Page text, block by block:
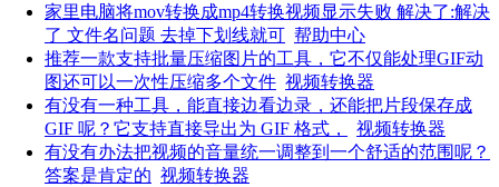
家里电脑将mov转换成mp4转换视频显示失败 解决了:解决
了 文件名问题 去掉下划线就可 帮助中心
推荐一款支持批量压缩图片的工具，它不仅能处理GIF动
图还可以一次性压缩多个文件 视频转换器
有没有一种工具，能直接边看边录，还能把片段保存成
GIF 呢？它支持直接导出为 GIF 格式，
视频转换器
有没有办法把视频的音量统一调整到一个舒适的范围呢？
答案是肯定的 视频转换器